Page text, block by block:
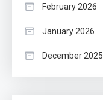
February 2026
January 2026
December 2025